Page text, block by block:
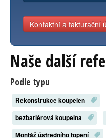
Kontaktní a fakturační
Naše další
Podle typu
Rekonstrukce koupelen
bezbariérová koupelna
Montáž ústředního topení